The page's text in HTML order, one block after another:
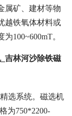
属矿、建材等物
越铁氧体材料或
100~600mT。
吉林河沙除铁磁
选系统。磁选机
为750*2200-